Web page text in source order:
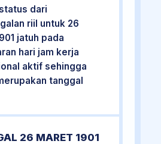
dari
riil untuk 26
jatuh pada
hari jam kerja
aktif sehingga
tanggal
26 MARET 1901